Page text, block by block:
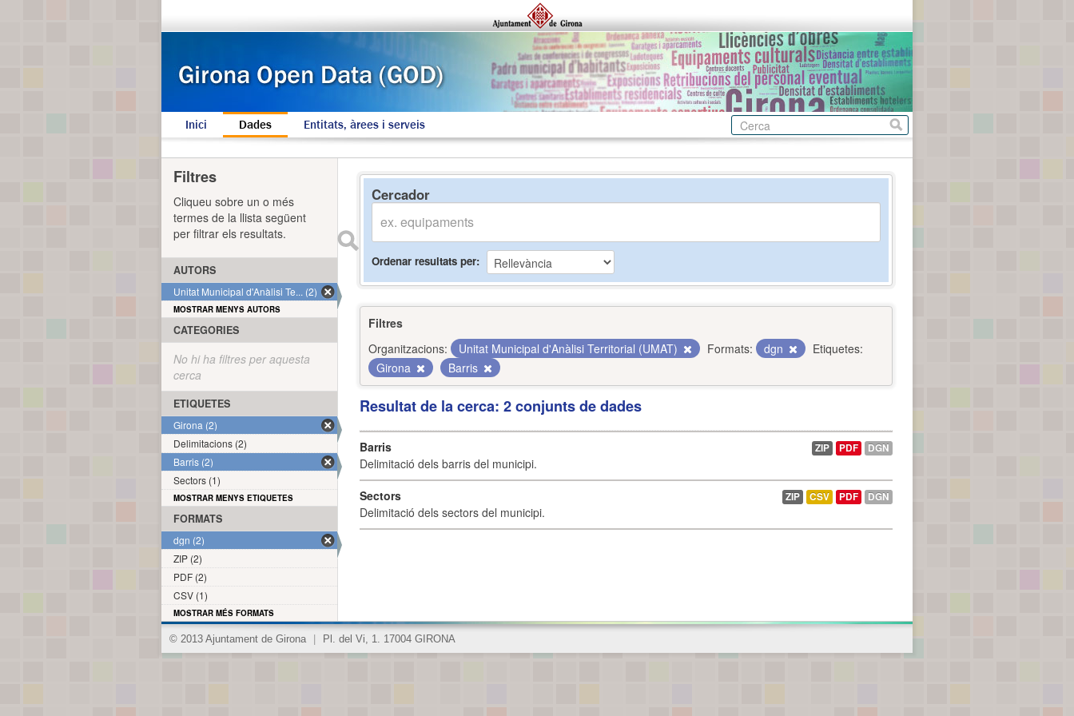
Inici Dades Entitats, àrees i serveis
Cercador
Ordenar resultats per
Filtres
Organitzacions:
Unitat Municipal d'Anàlisi Territorial (UMAT) Formats: dgn
Etiquetes:
Girona
Barris
Resultat de la cerca: 2 conjunts de dades
Barris
Delimitació dels barris del municipi.
ZIP PDF DGN
Sectors
Delimitació dels sectors del municipi.
ZIP CSV PDF DGN
Filtres
Cliqueu sobre un o més
termes de la llista següent
per filtrar els resultats.
AUTORS
Unitat Municipal d'Anàlisi Te... (2)
MOSTRAR MENYS AUTORS
CATEGORIES
No hi ha filtres per aquesta
cerca
ETIQUETES
Girona (2)
Delimitacions (2)
Barris (2)
Sectors (1)
MOSTRAR MENYS ETIQUETES
FORMATS
dgn (2)
ZIP (2)
PDF (2)
CSV (1)
MOSTRAR MÉS FORMATS
© 2013 Ajuntament de Girona Pl. del Vi, 1. 17004 GIRONA